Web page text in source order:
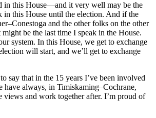
in this House—and it very well may be the
in this House until the election. And if the
and the other folks on the other
be the last time I speak in the House.
system. In this House, we get to exchange
will start, and we’ll get to exchange
say that in the 15 years I’ve been involved
have always, in Timiskaming–Cochrane,
views and work together after. I’m proud of